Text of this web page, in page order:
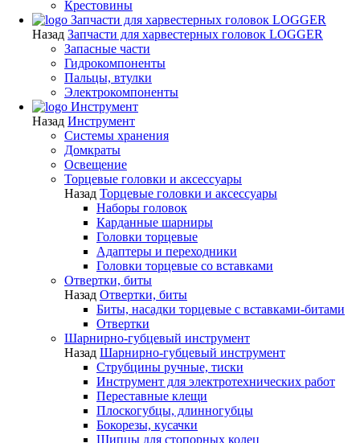
Крестовины
Запчасти для харвестерных головок LOGGER
Назад Запчасти для харвестерных головок LOGGER
Запасные части
Гидрокомпоненты
Пальцы, втулки
Электрокомпоненты
Инструмент
Назад Инструмент
Системы хранения
Домкраты
Освещение
Торцевые головки и аксессуары
Назад Торцевые головки и аксессуары
Наборы головок
Карданные шарниры
Головки торцевые
Адаптеры и переходники
Головки торцевые со вставками
Отвертки, биты
Назад Отвертки, биты
Биты, насадки торцевые с вставками-битами
Отвертки
Шарнирно-губцевый инструмент
Назад Шарнирно-губцевый инструмент
Струбцины ручные, тиски
Инструмент для электротехнических работ
Переставные клещи
Плоскогубцы, длинногубцы
Бокорезы, кусачки
Щипцы для стопорных колец